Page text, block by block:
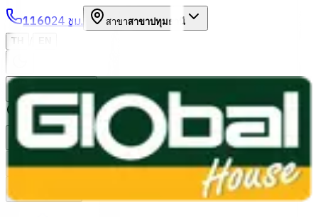
116024 ชม. สาขาสาขาปทุมธานี
TH
หมวดหมู่สินค้า
ค้นหา
บัญชีของฉัน ตะกร้าสินค้า
Previous slide